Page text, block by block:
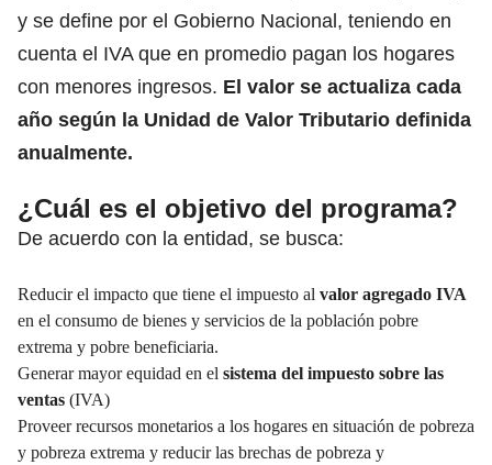
y se define por el Gobierno Nacional, teniendo en
cuenta el IVAque en promedio pagan los hogares
con menores ingresos. El valor se actualiza cada
año según la Unidad de Valor Tributario definida
anualmente.
¿Cuál es el objetivo del programa?
De acuerdo con la entidad, se busca:
Reducir el impacto que tiene el impuesto al valor agregado IVA
en el consumo de bienes y servicios de la población pobre
extrema y pobre beneficiaria.
Generar mayor equidad en el sistema del impuesto sobre las
ventas (IVA)
Proveer recursos monetarios a los hogares en situación de pobreza
y pobreza extrema y reducir las brechas de pobreza y